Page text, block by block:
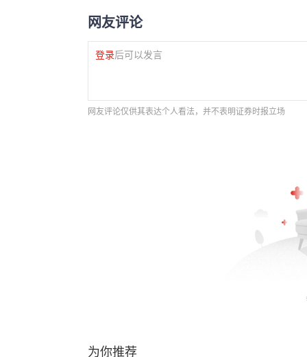
网友评论
登录后可以发言
网友评论仅供其表达个人看法，并不表明证券时报立场
为你推荐